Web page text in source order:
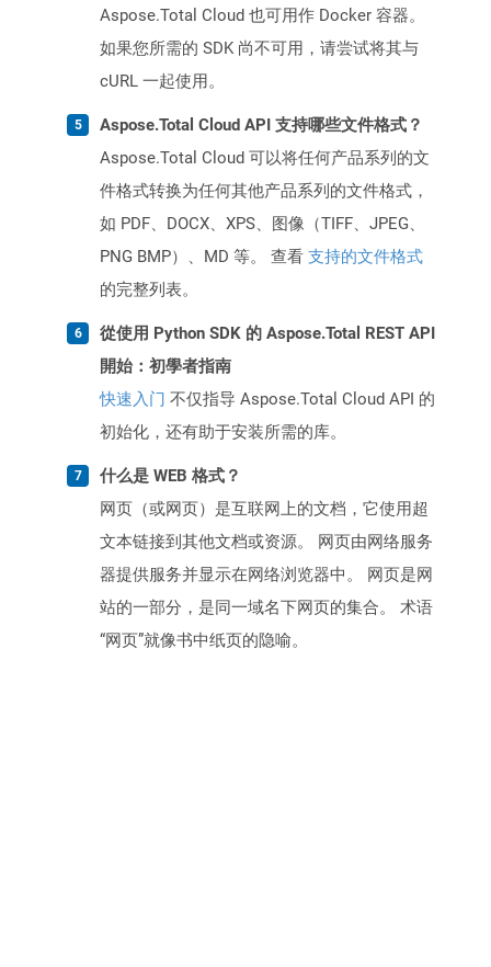
Aspose.Total Cloud 也可用作 Docker 容器。
如果您所需的 SDK 尚不可用，请尝试将其与
cURL 一起使用。
Aspose.Total Cloud API 支持哪些文件格式？
Aspose.Total Cloud 可以将任何产品系列的文
件格式转换为任何其他产品系列的文件格式，
如 PDF、DOCX、XPS、图像（TIFF、JPEG、
PNG BMP）、MD 等。 查看 支持的文件格式
的完整列表。
從使用 Python SDK 的 Aspose.Total REST API
開始：初學者指南
快速入门 不仅指导 Aspose.Total Cloud API 的
初始化，还有助于安装所需的库。
什么是 WEB 格式？
网页（或网页）是互联网上的文档，它使用超
文本链接到其他文档或资源。 网页由网络服务
器提供服务并显示在网络浏览器中。 网页是网
站的一部分，是同一域名下网页的集合。 术语
“网页”就像书中纸页的隐喻。